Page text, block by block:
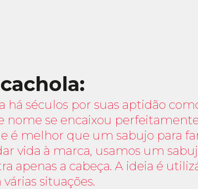
séculos por suas aptidão
nome se encaixou
é melhor que um sabujo para
vida à marca, usamos um
apenas a cabeça. A ideia é
situações.